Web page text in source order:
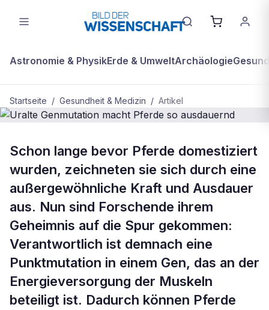
Astronomie & PhysikErde & UmweltArchäologie
Startseite / Gesundheit & Medizin / Artikel
GESUNDHEIT & MEDIZIN
Uralte Genmutation macht Pferde
so ausdauernd
Schon lange bevor Pferde domestiziert
wurden, zeichneten sie sich durch eine
außergewöhnliche Kraft und Ausdauer
aus. Nun sind Forschende ihrem
Geheimnis auf die Spur gekommen:
Verantwortlich ist demnach eine
Punktmutation in einem Gen, das an der
Energieversorgung der Muskeln
beteiligt ist. Dadurch können Pferde